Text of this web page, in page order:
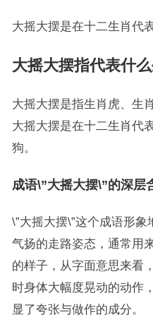
大摇大摆是在十二生肖代
大摇大摆指代表什
大摇大摆是指生肖虎、生
大摇大摆是在十二生肖代
狗。
成语\”大摇大摆\”的深层
\”大摇大摆\”这个成语形
气扬的走路姿态，通常用
的样子，从字面意思来看
时身体大幅度晃动的动作
显了夸张与做作的成分。